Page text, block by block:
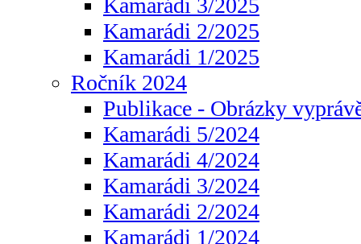
Kamarádi 3/2025
Kamarádi 2/2025
Kamarádi 1/2025
Ročník 2024
Publikace - Obrázky
Kamarádi 5/2024
Kamarádi 4/2024
Kamarádi 3/2024
Kamarádi 2/2024
Kamarádi 1/2024